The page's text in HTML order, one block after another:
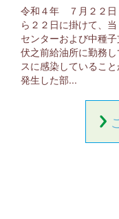
令和４年 ７月２２
ら２２日に掛けて、
センターおよび中種
伏之前給油所に勤務
スに感染しているこ
発生した部...
広報誌 たねやく
求人採用情報
お問い合わせ
リンク集
個人情報保護方針